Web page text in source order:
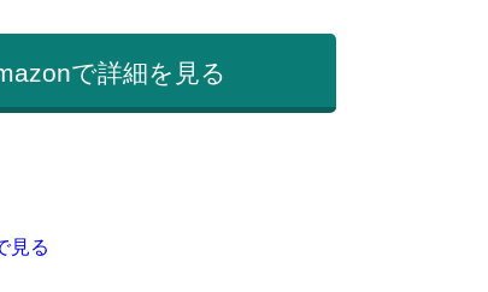
で詳細を見る
見る